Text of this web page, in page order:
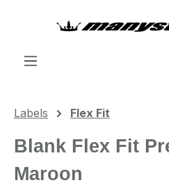
Labels Flex Fit
Blank Flex Fit
Maroon